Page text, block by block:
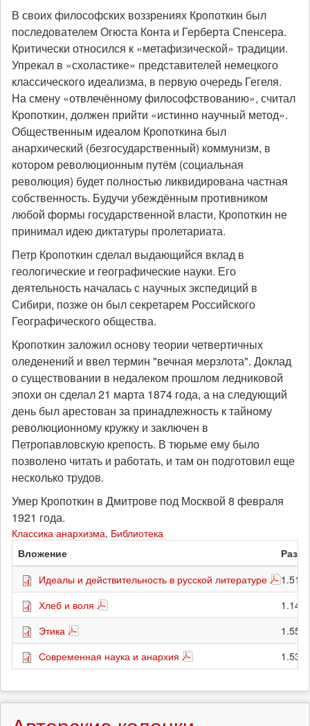
В своих философских воззрениях Кропоткин был
последователем Огюста Конта и Герберта Спенсера.
Критически относился к «метафизической» традиции.
Упрекал в «схоластике» представителей немецкого
классического идеализма, в первую очередь Гегеля.
На смену «отвлечённому философствованию», считал
Кропоткин, должен прийти «истинно научный метод».
Общественным идеалом Кропоткина был
анархический (безгосударственный) коммунизм, в
котором революционным путём (социальная
революция) будет полностью ликвидирована частная
собственность. Будучи убеждённым противником
любой формы государственной власти, Кропоткин не
принимал идею диктатуры пролетариата.
Петр Кропоткин сделал выдающийся вклад в
геологические и географические науки. Его
деятельность началась с научных экспедиций в
Сибири, позже он был секретарем Российского
Географического общества.
Кропоткин заложил основу теории четвертичных
оледенений и ввел термин "вечная мерзлота". Доклад
о существовании в недалеком прошлом ледниковой
эпохи он сделал 21 марта 1874 года, а на следующий
день был арестован за принадлежность к тайному
революционному кружку и заключен в
Петропавловскую крепость. В тюрьме ему было
позволено читать и работать, и там он подготовил еще
несколько трудов.
Умер Кропоткин в Дмитрове под Москвой 8 февраля
1921 года.
Классика анархизма, Библиотека
Вложение
Идеалы и действительность в русской литературе
1.51
Хлеб и воля
1.14
Этика
1.55
Современная наука и анархия
1.53